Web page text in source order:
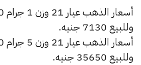
وللبيع 7130 جنيه.
وللبيع 35650 جنيه.